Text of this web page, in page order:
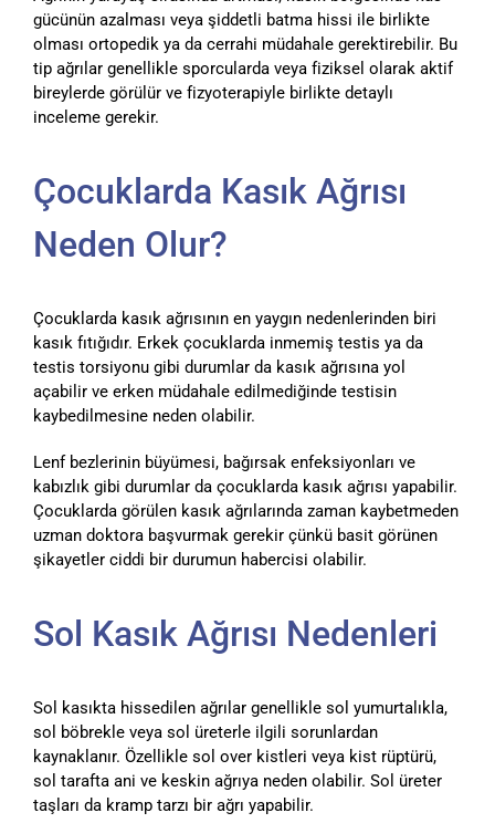
gücünün azalması veya şiddetli batma hissi ile birlikte
olması ortopedik ya da cerrahi müdahale gerektirebilir. Bu
tip ağrılar genellikle sporcularda veya fiziksel olarak aktif
bireylerde görülür ve fizyoterapiyle birlikte detaylı
inceleme gerekir.
Çocuklarda Kasık Ağrısı
Neden Olur?
Çocuklarda kasık ağrısının en yaygın nedenlerinden biri
kasık fıtığıdır. Erkek çocuklarda inmemiş testis ya da
testis torsiyonu gibi durumlar da kasık ağrısına yol
açabilir ve erken müdahale edilmediğinde testisin
kaybedilmesine neden olabilir.
Lenf bezlerinin büyümesi, bağırsak enfeksiyonları ve
kabızlık gibi durumlar da çocuklarda kasık ağrısı yapabilir.
Çocuklarda görülen kasık ağrılarında zaman kaybetmeden
uzman doktora başvurmak gerekir çünkü basit görünen
şikayetler ciddi bir durumun habercisi olabilir.
Sol Kasık Ağrısı Nedenleri
Sol kasıkta hissedilen ağrılar genellikle sol yumurtalıkla,
sol böbrekle veya sol üreterle ilgili sorunlardan
kaynaklanır. Özellikle sol over kistleri veya kist rüptürü,
sol tarafta ani ve keskin ağrıya neden olabilir. Sol üreter
taşları da kramp tarzı bir ağrı yapabilir.